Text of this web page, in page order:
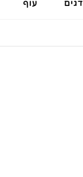
דגים עוף